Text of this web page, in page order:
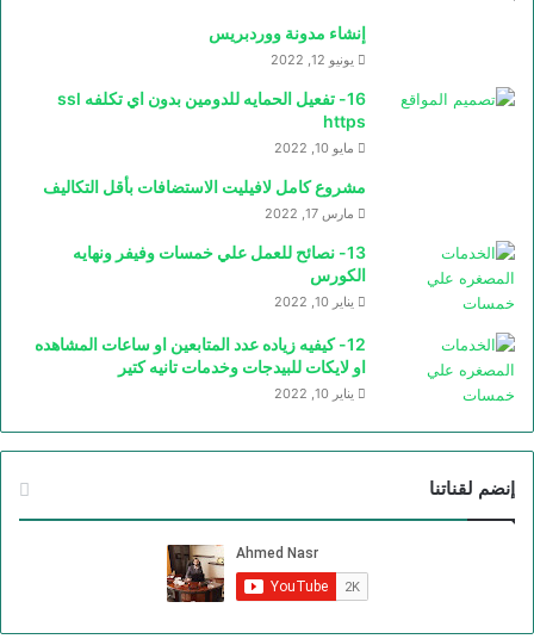
إنشاء مدونة ووردبريس
يونيو 12, 2022
16- تفعيل الحمايه للدومين بدون اي تكلفه ssl
https
مايو 10, 2022
مشروع كامل لافيليت الاستضافات بأقل التكاليف
مارس 17, 2022
13- نصائح للعمل علي خمسات وفيفر ونهايه
الكورس
يناير 10, 2022
12- كيفيه زياده عدد المتابعين او ساعات المشاهده
او لايكات للبيدجات وخدمات تانيه كتير
يناير 10, 2022
إنضم لقناتنا